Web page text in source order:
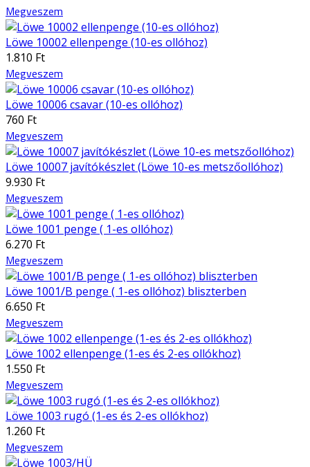
Megveszem
Löwe 10002 ellenpenge (10-es ollóhoz)
1.810 Ft
Megveszem
Löwe 10006 csavar (10-es ollóhoz)
760 Ft
Megveszem
Löwe 10007 javítókészlet (Löwe 10-es metszőollóhoz)
9.930 Ft
Megveszem
Löwe 1001 penge ( 1-es ollóhoz)
6.270 Ft
Megveszem
Löwe 1001/B penge ( 1-es ollóhoz) bliszterben
6.650 Ft
Megveszem
Löwe 1002 ellenpenge (1-es és 2-es ollókhoz)
1.550 Ft
Megveszem
Löwe 1003 rugó (1-es és 2-es ollókhoz)
1.260 Ft
Megveszem